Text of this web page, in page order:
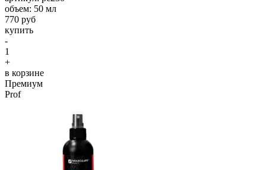
объем: 50 мл
770 руб
купить
-
1
+
в корзине
Премиум
Prof